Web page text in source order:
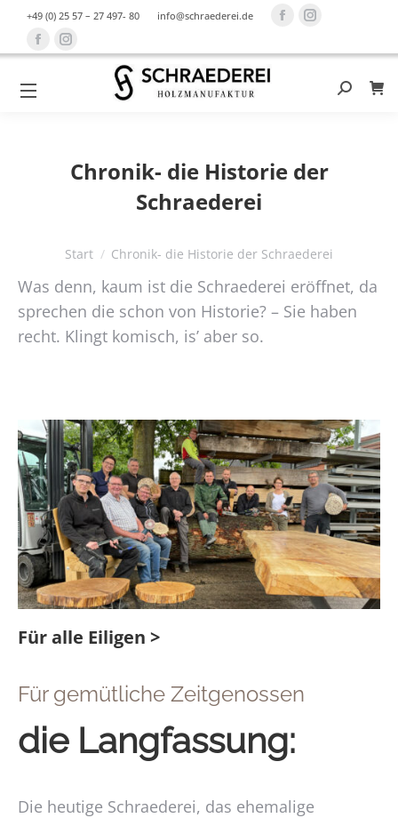
+49 (0) 25 57 – 27 497- 80 info@schraederei.de
Facebook
opensopens
Facebook
pagepage
opens
Search:
Chronik- die Historie der
Schraederei
Start Chronik- die Historie der Schraederei
Was denn, kaum ist die Schraederei eröffnet, da
sprechen die schon von Historie? – Sie haben
recht. Klingt komisch, is’ aber so.
Für alle Eiligen >
Für gemütliche Zeitgenossen
die Langfassung:
Die heutige Schraederei, das ehemalige